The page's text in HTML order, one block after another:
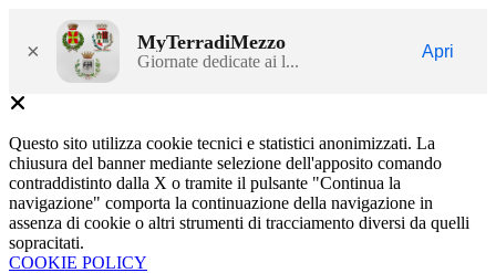
× MyTerradiMezzo
Giornate dedicate ai l...
Apri
Questo sito utilizza cookie tecnici e statistici anonimizzati. La
chiusura del banner mediante selezione dell'apposito comando
contraddistinto dalla X o tramite il pulsante "Continua la
navigazione" comporta la continuazione della navigazione in
assenza di cookie o altri strumenti di tracciamento diversi da quelli
sopracitati.
COOKIE POLICY